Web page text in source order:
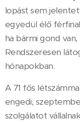
lopást sem
egyedül élő
ha bármi gond
Rendszeresen
hónapokban.
A 71 fős
engedi,
szolgálatot